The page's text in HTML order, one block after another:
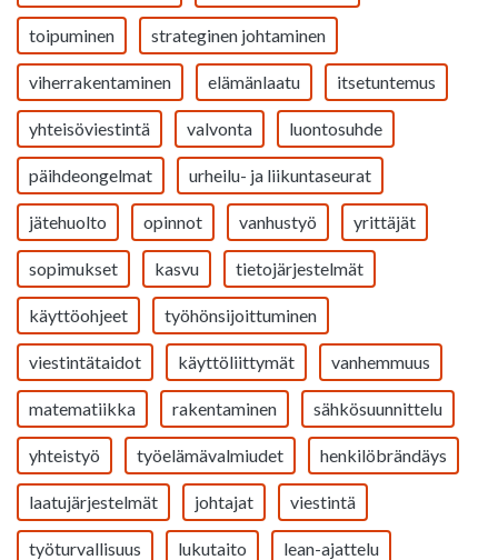
toipuminen strateginen johtaminen
viherrakentaminen elämänlaatu itsetuntemus
yhteisöviestintä valvonta luontosuhde
päihdeongelmat urheilu- ja liikuntaseurat
jätehuolto opinnot vanhustyö yrittäjät
sopimukset kasvu tietojärjestelmät
käyttöohjeet työhönsijoittuminen
viestintätaidot käyttöliittymät vanhemmuus
matematiikka rakentaminen sähkösuunnittelu
yhteistyö työelämävalmiudet henkilöbrändäys
laatujärjestelmät johtajat viestintä
työturvallisuus lukutaito lean-ajattelu